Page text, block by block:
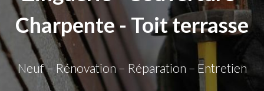
Charpente - Toit terrasse
Neuf – Rénovation – Réparation – Entretien